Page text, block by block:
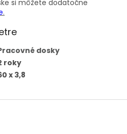
si môžete dodatočne
.
dosky
roky
x 3,8